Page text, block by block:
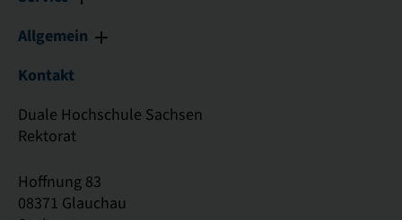
Allgemein
Kontakt
Duale Hochschule Sachsen
Rektorat
Hoffnung 83
08371 Glauchau